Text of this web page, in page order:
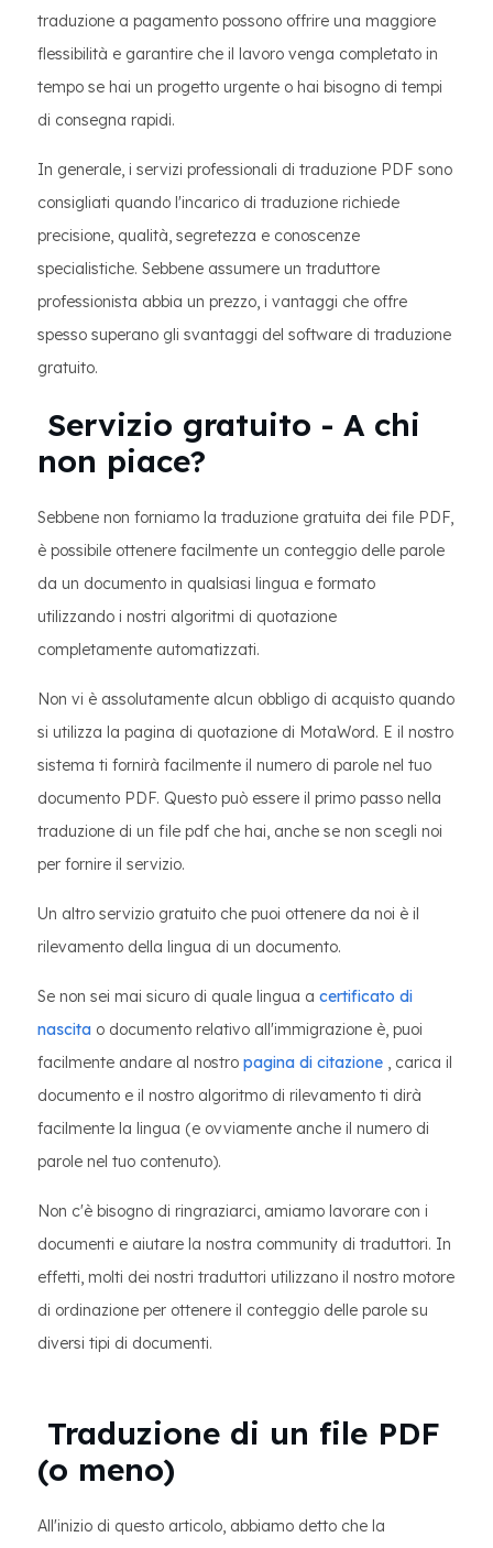
traduzione a pagamento possono offrire una maggiore
flessibilità e garantire che il lavoro venga completato in
tempo se hai un progetto urgente o hai bisogno di tempi
di consegna rapidi.
In generale, i servizi professionali di traduzione PDF sono
consigliati quando l'incarico di traduzione richiede
precisione, qualità, segretezza e conoscenze
specialistiche. Sebbene assumere un traduttore
professionista abbia un prezzo, i vantaggi che offre
spesso superano gli svantaggi del software di traduzione
gratuito.
Servizio gratuito - A chi
non piace?
Sebbene non forniamo la traduzione gratuita dei file PDF,
è possibile ottenere facilmente un conteggio delle parole
da un documento in qualsiasi lingua e formato
utilizzando i nostri algoritmi di quotazione
completamente automatizzati.
Non vi è assolutamente alcun obbligo di acquisto quando
si utilizza la pagina di quotazione di MotaWord. E il nostro
sistema ti fornirà facilmente il numero di parole nel tuo
documento PDF. Questo può essere il primo passo nella
traduzione di un file pdf che hai, anche se non scegli noi
per fornire il servizio.
Un altro servizio gratuito che puoi ottenere da noi è il
rilevamento della lingua di un documento.
Se non sei mai sicuro di quale lingua a certificato di
nascita o documento relativo all'immigrazione è, puoi
facilmente andare al nostro pagina di citazione , carica il
documento e il nostro algoritmo di rilevamento ti dirà
facilmente la lingua (e ovviamente anche il numero di
parole nel tuo contenuto).
Non c'è bisogno di ringraziarci, amiamo lavorare con i
documenti e aiutare la nostra community di traduttori. In
effetti, molti dei nostri traduttori utilizzano il nostro motore
di ordinazione per ottenere il conteggio delle parole su
diversi tipi di documenti.
Traduzione di un file PDF
(o meno)
All'inizio di questo articolo, abbiamo detto che la